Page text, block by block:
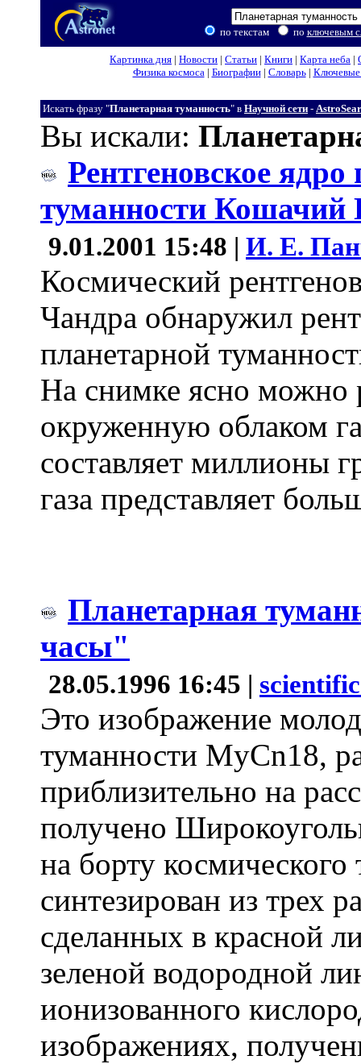
по текстам по ключевым
Картинка дня | Новости | Статьи | Книги | Карта неба |
Физика космоса| Биографии| Словарь| Ключевые
Искать фразу "Планетарная туманность" в Научной сети -
Вы искали:
Рентгеновское
туманности Кошачий
9.01.2001 15:48 | И. Е.
Космический
Чандра обнаружил
планетарной
На снимке ясно можно
окруженную облаком
составляет миллионы
газа представляет
Планетарная
часы"
28.05.1996 16:45 |
Это изображение
туманности MyCn18,
приблизительно на
получено
на борту
синтезирован из трех
сделанных в красной
зеленой водородной
ионизованного
изображениях,